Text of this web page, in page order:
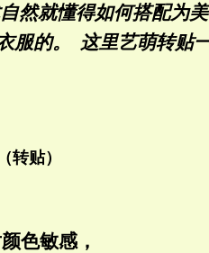
然就懂得如何搭配为
服的。 这里艺萌转贴
转贴）
敏感，